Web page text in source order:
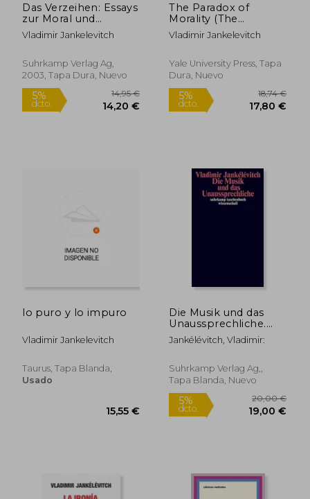
Das Verzeihen: Essays
zur Moral und
Kulturphilosophie (en
Alemán)
Vladimir Jankelevitch
Suhrkamp Verlag Ag,
2003, Tapa Dura, Nuevo
5% 14,95 €
The Paradox of
Morality (The
Margellos World
Republic of Letters)
Vladimir Jankelevitch
Yale University Press, Tapa
Dura, Nuevo
5%
lo puro y lo impuro
Vladimir Jankelevitch
Taurus, Tapa Blanda,
Usado
Die Musik und das
Unaussprechliche.
(en Alemán)
Jankélévitch, Vladimir:
Suhrkamp Verlag Ag,,
Tapa Blanda, Nuevo